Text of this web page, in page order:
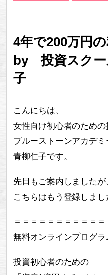
4年で200万円
by 投資スク
子
こんにちは、
女性向け初心者のため
ブルーストーンアカデミ
青柳仁子です。
先日もご案内しましたが
こちらはもう登録しまし
＝＝＝＝＝＝＝＝＝＝＝
無料オンラインプログラ
投資初心者のための